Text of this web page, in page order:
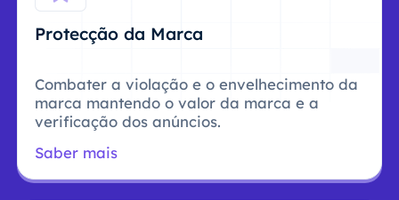
Protecção da Marca
Combater a violação e o envelhecimento da
marca mantendo o valor da marca e a
verificação dos anúncios.
Saber mais